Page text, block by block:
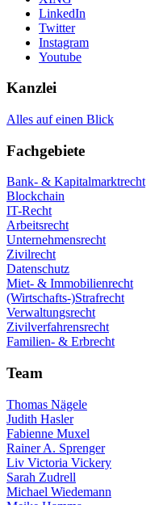
LinkedIn
Twitter
Instagram
Youtube
Kanzlei
Alles auf einen Blick
Fachgebiete
Bank- & Kapitalmarktrecht
Blockchain
IT-Recht
Arbeitsrecht
Unternehmensrecht
Zivilrecht
Datenschutz
Miet- & Immobilienrecht
(Wirtschafts-)Strafrecht
Verwaltungsrecht
Zivilverfahrensrecht
Familien- & Erbrecht
Team
Thomas Nägele
Judith Hasler
Fabienne Muxel
Rainer A. Sprenger
Liv Victoria Vickery
Sarah Zudrell
Michael Wiedemann